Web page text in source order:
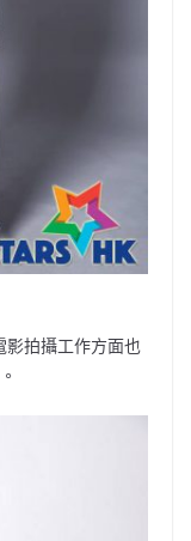
拍攝工作方面也